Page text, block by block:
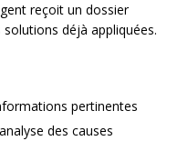
reçoit un dossier
solutions déjà appliquées.
pertinentes
des causes